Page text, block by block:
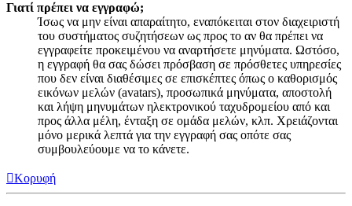
Γιατί πρέπει να εγγραφώ;
Ίσως να μην είναι απαραίτητο, εναπόκειται στον διαχειριστή
του συστήματος συζητήσεων ως προς το αν θα πρέπει να
εγγραφείτε προκειμένου να αναρτήσετε μηνύματα. Ωστόσο,
η εγγραφή θα σας δώσει πρόσβαση σε πρόσθετες υπηρεσίες
που δεν είναι διαθέσιμες σε επισκέπτες όπως ο καθορισμός
εικόνων μελών (avatars), προσωπικά μηνύματα, αποστολή
και λήψη μηνυμάτων ηλεκτρονικού ταχυδρομείου από και
προς άλλα μέλη, ένταξη σε ομάδα μελών, κλπ. Χρειάζονται
μόνο μερικά λεπτά για την εγγραφή σας οπότε σας
συμβουλεύουμε να το κάνετε.
Κορυφή